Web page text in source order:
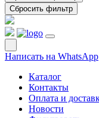
Написать на WhatsApp
Каталог
Контакты
Оплата и
Новости